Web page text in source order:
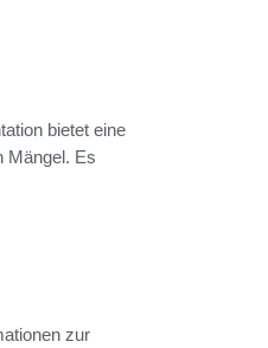
bietet eine
Mängel. Es
zur